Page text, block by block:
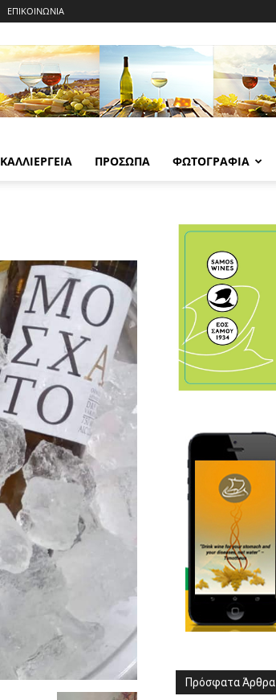
ΕΠΙΚΟΙΝΩΝΙΑ
ΚΑΛΛΙΕΡΓΕΙΑ ΠΡΟΣΩΠΑ ΦΩΤΟΓΡΑΦΙΑ
Πρόσφατα Άρθρα